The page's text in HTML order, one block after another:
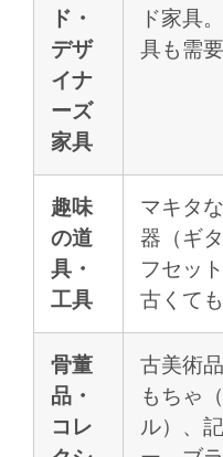
ド・
デザ
イナ
ーズ
家具
ド家具
具も需
趣味
の道
具・
工具
マキタ
器（ギ
フセッ
古くて
骨董
品・
コレ
古美術
もちゃ
ル）、